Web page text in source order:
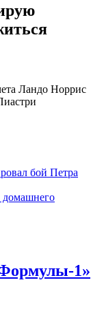
Ландо Норрис
бой Петра
домашнего
1»